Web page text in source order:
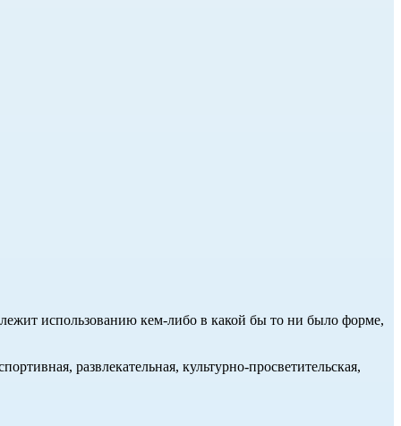
использованию кем-либо в какой бы то ни было форме,
развлекательная, культурно-просветительская,